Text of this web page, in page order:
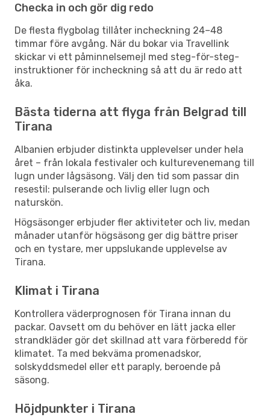
Checka in och gör dig redo
De flesta flygbolag tillåter incheckning 24–48
timmar före avgång. När du bokar via Travellink
skickar vi ett påminnelsemejl med steg-för-steg-
instruktioner för incheckning så att du är redo att
åka.
Bästa tiderna att flyga från Belgrad till
Tirana
Albanien erbjuder distinkta upplevelser under hela
året – från lokala festivaler och kulturevenemang till
lugn under lågsäsong. Välj den tid som passar din
resestil: pulserande och livlig eller lugn och
naturskön.
Högsäsonger erbjuder fler aktiviteter och liv, medan
månader utanför högsäsong ger dig bättre priser
och en tystare, mer uppslukande upplevelse av
Tirana.
Klimat i Tirana
Kontrollera väderprognosen för Tirana innan du
packar. Oavsett om du behöver en lätt jacka eller
strandkläder gör det skillnad att vara förberedd för
klimatet. Ta med bekväma promenadskor,
solskyddsmedel eller ett paraply, beroende på
säsong.
Höjdpunkter i Tirana